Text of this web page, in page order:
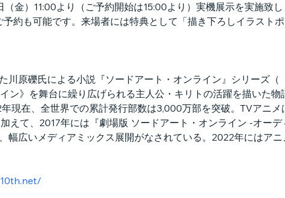
金）11:00より（ご予約開始は15:00より）実機展示を実施致
約も可能です。来場者には特典として「描き下ろしイラスト
川原礫氏による小説『ソードアート・オンライン』シリーズ（
ン》を舞台に繰り広げられる主人公・キリトの活躍を描いた
現在、全世界での累計発行部数は3,000万部を突破。TVアニメ
えて、2017年には『劇場版 ソードアート・オンライン -オーデ
幅広いメディアミックス展開がなされている。2022年にはア